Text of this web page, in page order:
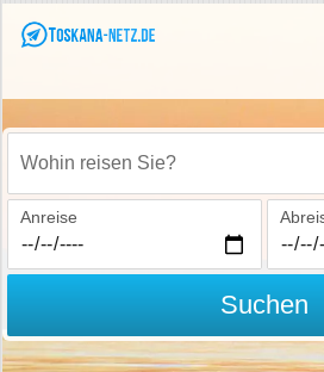
Wohin reisen Sie?
Anreise
Suchen